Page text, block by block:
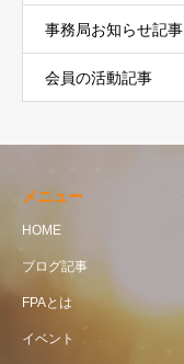
事務局お知らせ記事
会員の活動記事
メニュー
HOME
ブログ記事
FPAとは
イベント